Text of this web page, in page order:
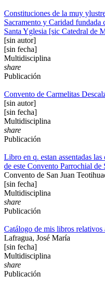
Constituciones de la muy
Sacramento y Caridad fundada
Santa Yglesia [sic Catedral de
[sin autor]
[sin fecha]
Multidisciplina
share
Publicación
Convento de Carmelitas
[sin autor]
[sin fecha]
Multidisciplina
share
Publicación
Libro en q. estan assentadas
de este Convento Parrochial de
Convento de San Juan
[sin fecha]
Multidisciplina
share
Publicación
Catálogo de mis libros
Lafragua, José María
[sin fecha]
Multidisciplina
share
Publicación